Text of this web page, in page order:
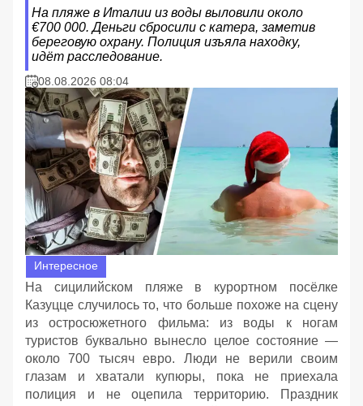
На пляже в Италии из воды выловили около
€700 000. Деньги сбросили с катера, заметив
береговую охрану. Полиция изъяла находку,
идёт расследование.
08.08.2026 08:04
Интересное
На сицилийском пляже в курортном посёлке
Казуцце случилось то, что больше похоже на сцену
из остросюжетного фильма: из воды к ногам
туристов буквально вынесло целое состояние —
около 700 тысяч евро. Люди не верили своим
глазам и хватали купюры, пока не приехала
полиция и не оцепила территорию. Праздник